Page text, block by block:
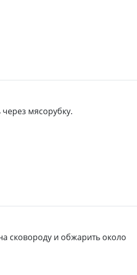
через мясорубку.
сковороду и обжарить около